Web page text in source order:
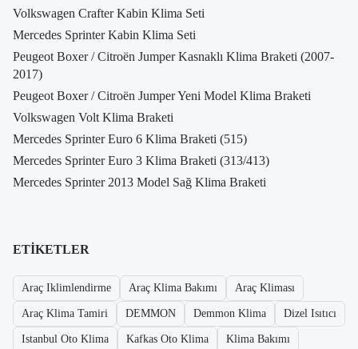
Volkswagen Crafter Kabin Klima Seti
Mercedes Sprinter Kabin Klima Seti
Peugeot Boxer / Citroën Jumper Kasnaklı Klima Braketi (2007-
2017)
Peugeot Boxer / Citroën Jumper Yeni Model Klima Braketi
Volkswagen Volt Klima Braketi
Mercedes Sprinter Euro 6 Klima Braketi (515)
Mercedes Sprinter Euro 3 Klima Braketi (313/413)
Mercedes Sprinter 2013 Model Sağ Klima Braketi
ETIKETLER
Araç Iklimlendirme Araç Klima Bakımı Araç Kliması
Araç Klima Tamiri DEMMON Demmon Klima Dizel Isıtıcı
Istanbul Oto Klima Kafkas Oto Klima Klima Bakımı